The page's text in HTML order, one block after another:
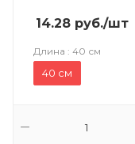
14.28 руб./шт
Длина : 40 см
40 см